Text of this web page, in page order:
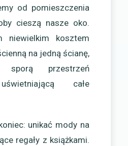
od pomieszczenia
cieszą nasze oko.
niewielkim kosztem
na jedną ścianę,
przestrzeń
całe
unikać mody na
regały z książkami.